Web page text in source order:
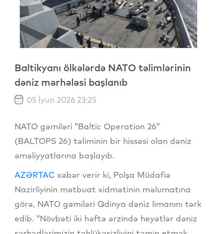
Baltikyanı ölkələrdə NATO təlimlərinin
dəniz mərhələsi başlanıb
05 İyun 2026 23:25
NATO gəmiləri “Baltic Operation 26”
(BALTOPS 26) təliminin bir hissəsi olan dəniz
əməliyyatlarına başlayıb.
AZƏRTAC xəbər verir ki, Polşa Müdafiə
Nazirliyinin mətbuat xidmətinin məlumatına
görə, NATO gəmiləri Qdinya dəniz limanını tərk
edib. “Növbəti iki həftə ərzində heyətlər dəniz